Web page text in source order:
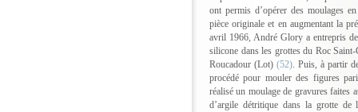
ont permis d’opérer des moulages
pièce originale et en augmentant la
avril 1966, André Glory a entrepris
silicone dans les grottes du Roc
Roucadour (Lot) (52). Puis, à partir
procédé pour mouler des figures
réalisé un moulage de gravures faites
d’argile détritique dans la grotte de